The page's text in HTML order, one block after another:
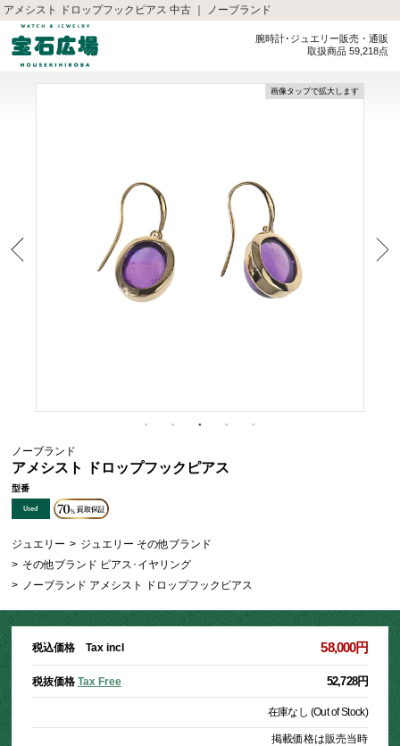
アメシスト ドロップフックピアス 中古 ｜ ノーブランド
腕時計･ジュエリー販売・通販
取扱商品 59,218点
画像タップで拡大します
ノーブランド
アメシスト ドロップフックピアス
型番
ジュエリー > ジュエリー その他ブランド
> その他ブランド ピアス･イヤリング
>
ノーブランド アメシスト ドロップフックピアス
税込価格 Tax incl 58,000円
税抜価格 Tax Free 52,728円
在庫なし (Out of Stock)
掲載価格は販売当時